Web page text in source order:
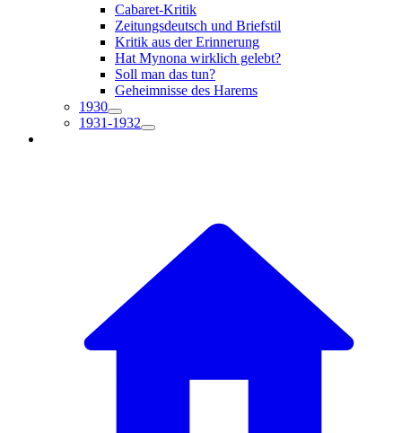
Cabaret-Kritik
Zeitungsdeutsch und Briefstil
Kritik aus der Erinnerung
Hat Mynona wirklich gelebt?
Soll man das tun?
Geheimnisse des Harems
1930
1931-1932